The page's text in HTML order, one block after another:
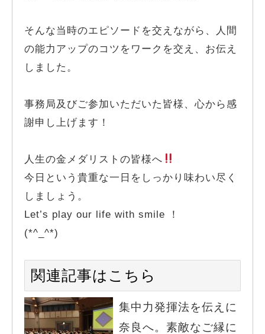
そんな当時のエピソードを交えながら、人間
の能力アップのコツをワークを交え、お伝え
しました。
事務局及びご参加いただいた皆様、心から感
謝申し上げます！
人生の金メダリストの皆様へ
今日という貴重な一日をしっかり味わい尽く
しましょう。
Let’s play our life with smile ！
(*^_^*)
関連記事はこちら
集中力発揮法を伝えに
奈良へ。素敵なご縁に